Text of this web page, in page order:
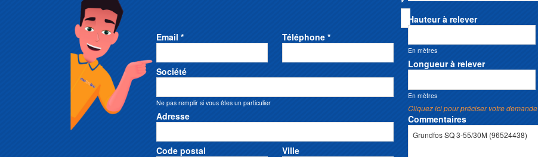
Email * Téléphone *
Société
Ne pas remplir si vous êtes un particulier
Adresse
Code postal Ville
Hauteur à relever
En mètres
Longueur à relever
En mètres
Cliquez ici pour préciser votre demande
Commentaires